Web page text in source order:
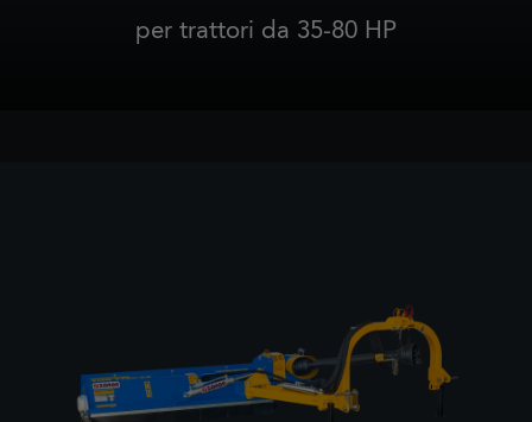
per trattori da 35-80 HP